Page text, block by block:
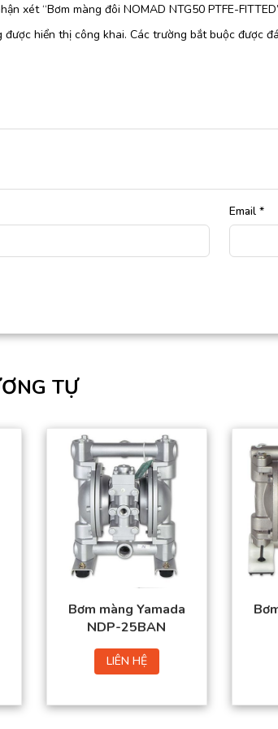
xét “Bơm màng đôi NOMAD NTG50 PTFE-
được hiển thị công khai. Các trường bắt buộc được
Email *
TỰ
Bơm màng Yamada
NDP-25BAN
LIÊN HỆ